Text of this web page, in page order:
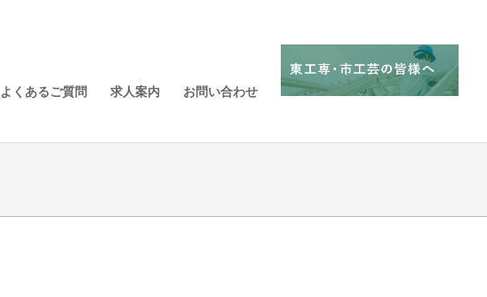
よくあるご質問 求人案内 お問い合わせ